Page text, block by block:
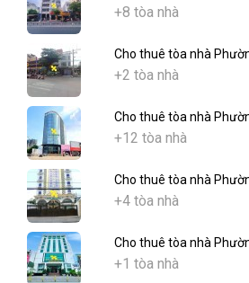
+8 tòa nhà
Cho thuê tòa nhà
+2 tòa nhà
Cho thuê tòa nhà
+12 tòa nhà
Cho thuê tòa nhà
+4 tòa nhà
Cho thuê tòa nhà
+1 tòa nhà